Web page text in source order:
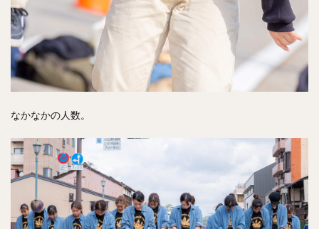
なかなかの人数。